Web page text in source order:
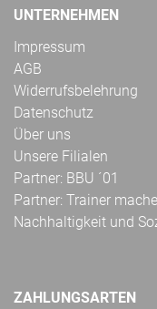
UNTERNEHMEN
Impressum
AGB
Widerrufsbelehrung
Datenschutz
Über uns
Unsere Filialen
Partner: BBU ´01
Partner: Trainer
Nachhaltigkeit und
ZAHLUNGSARTEN